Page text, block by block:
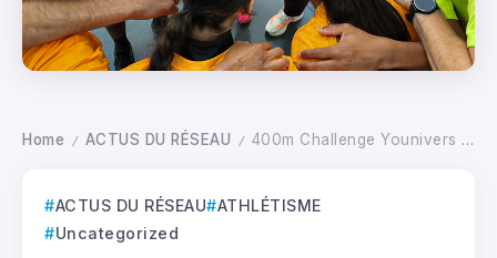
Home / ACTUS DU RÉSEAU / 400m Challenge Younivers : quand le handisport s’invite dans le dépassement de soi
ACTUS DU RÉSEAU
ATHLÉTISME
Uncategorized